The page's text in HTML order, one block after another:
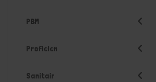
PBM
Profielen
Sanitair